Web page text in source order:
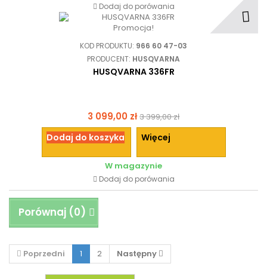
Dodaj do porówania
Promocja!
KOD PRODUKTU: 966 60 47-03
PRODUCENT: HUSQVARNA
HUSQVARNA 336FR
3 099,00 zł3 399,00 zł
Dodaj do koszyka Więcej
W magazynie
Dodaj do porówania
Porównaj (0)
Poprzedni 1 2 Następny